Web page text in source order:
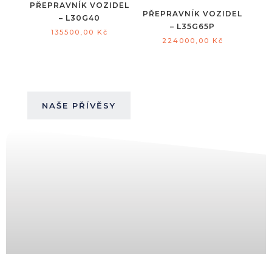
PŘEPRAVNÍK VOZIDEL
– L30G40
135500,00 Kč
PŘEPRAVNÍK VOZIDEL
– L35G65P
224000,00 Kč
NAŠE PŘÍVĚSY